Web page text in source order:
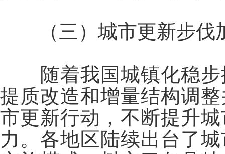
（三）城市更新步
随着我国城镇化稳
提质改造和增量结构调
市更新行动，不断提升
力。各地区陆续出台了